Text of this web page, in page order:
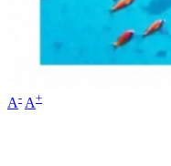
A- A+